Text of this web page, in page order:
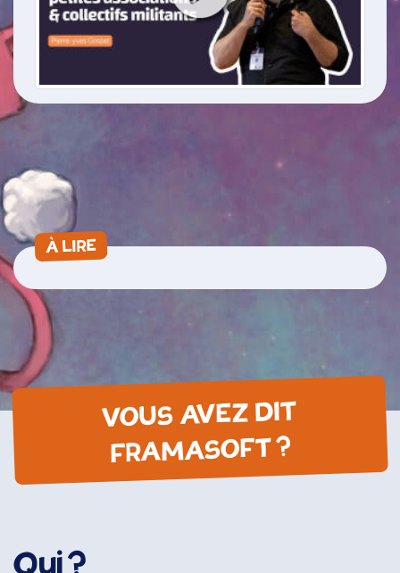
À LIRE
VOUS AVEZ DIT
FRAMASOFT ?